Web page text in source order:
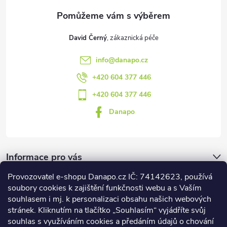
Provozovatel e-shopu Danapo.cz IČ: 74142623, používá
soubory cookies k zajištění funkčnosti webu a s Vaším
souhlasem i mj. k personalizaci obsahu našich webových
stránek. Kliknutím na tlačítko „Souhlasím“ vyjádříte svůj
souhlas s využíváním cookies a předáním údajů o chování
David Černý
info@danapo.cz
+420 604 377 446
+420 604 377 446
Danapo
Informace pro vás
Dotazník
Co upřednosťnujete?